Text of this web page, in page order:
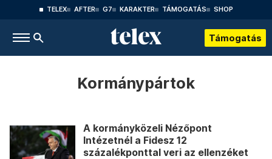
TELEX AFTER G7 KARAKTER TÁMOGATÁS SHOP
Támogatás
Kormánypártok
A kormányközeli Nézőpont
Intézetnél a Fidesz 12
százalékponttal veri az ellenzéket